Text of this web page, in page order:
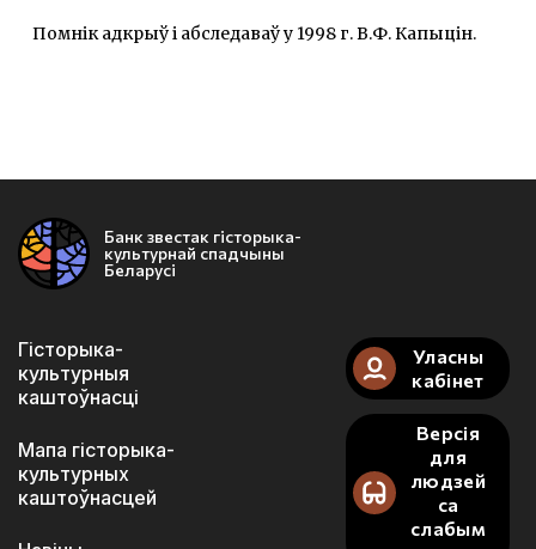
Помнік адкрыў і абследаваў у 1998 г. В.Ф. Капыцін.
Банк звестак гісторыка-
культурнай спадчыны
Беларусі
Гісторыка-
культурныя
каштоўнасці
Мапа гісторыка-
культурных
каштоўнасцей
Уласны
кабінет
Версія
для
людзей
са
слабым